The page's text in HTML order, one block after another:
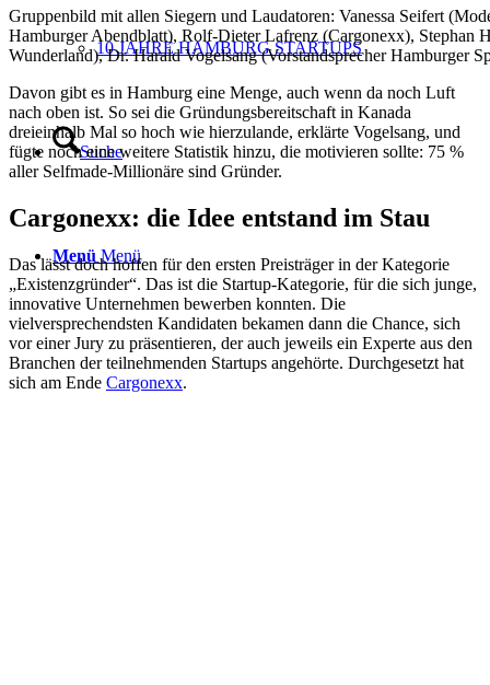
10 JAHRE HAMBURG STARTUPS
Suche
Menü Menü
Gruppenbild mit allen Siegern und Laudatoren: Vanessa Seifert
Hamburger Abendblatt), Rolf-Dieter Lafrenz (Cargonexx),
Wunderland), Dr. Harald Vogelsang (Vorstandsprecher Hamburger
Davon gibt es in Hamburg eine Menge, auch wenn da noch Luft
nach oben ist. So sei die Gründungsbereitschaft in Kanada
dreieinhalb Mal so hoch wie hierzulande, erklärte Vogelsang, und
fügte noch eine weitere Statistik hinzu, die motivieren sollte: 75 %
aller Selfmade-Millionäre sind Gründer.
Cargonexx: die Idee entstand im Stau
Das lässt doch hoffen für den ersten Preisträger in der Kategorie
„Existenzgründer“. Das ist die Startup-Kategorie, für die sich junge,
innovative Unternehmen bewerben konnten. Die
vielversprechendsten Kandidaten bekamen dann die Chance, sich
vor einer Jury zu präsentieren, der auch jeweils ein Experte aus den
Branchen der teilnehmenden Startups angehörte. Durchgesetzt hat
sich am Ende Cargonexx.